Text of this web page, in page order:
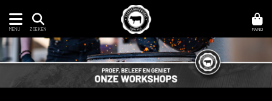
MENU ZOEKEN MAND